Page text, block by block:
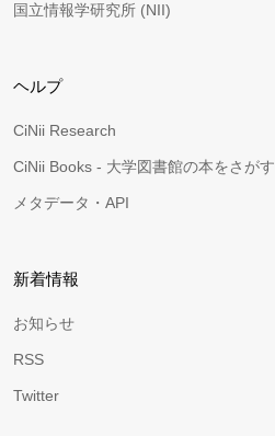
国立情報学研究所 (NII)
ヘルプ
CiNii Research
CiNii Books - 大学図書館の本をさがす
メタデータ・API
新着情報
お知らせ
RSS
Twitter